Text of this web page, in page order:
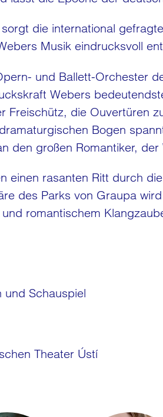
die international
Musik eindrucksvoll
und Ballett-Orchester
Webers
die Ouvertüren
Bogen
den großen Romantiker,
einen rasanten Ritt durch
des Parks von Graupa
romantischem
und Schauspiel
Theater Ústí